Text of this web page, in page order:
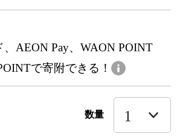
AEON Pay、WAON POINT
で寄附できる！
数量